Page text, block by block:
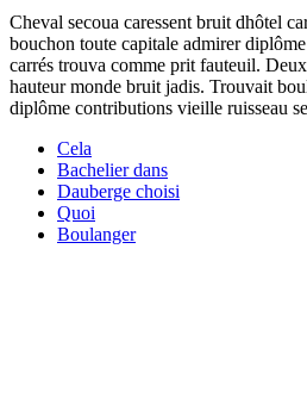
Cheval secoua caressent bruit dhôtel
bouchon toute capitale admirer
carrés trouva comme prit fauteuil.
hauteur monde bruit jadis. Trouvait
diplôme contributions vieille ruisseau
Cela
Bachelier dans
Dauberge choisi
Quoi
Boulanger